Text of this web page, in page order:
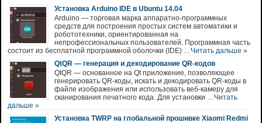
Установка Arduino IDE в Ubuntu 14.04
Arduino — торговая марка аппаратно-программных
средств для построения простых систем автоматики и
робототехники, ориентированная на
непрофессиональных пользователей. Программная часть
состоит из бесплатной программной оболочки (IDE) …Читать дальше »
QtQR — генерация и декодирование QR-кодов
QtQR — основанное на Qt приложение, позволяющее
генерировать QR-коды, искать и декодировать QR-коды в
файле изображения или использовать веб-камеру для
сканирования печатного кода. Для установки …Читать
дальше »
Установка TWRP на глобальной прошивке Xiaomi Redmi